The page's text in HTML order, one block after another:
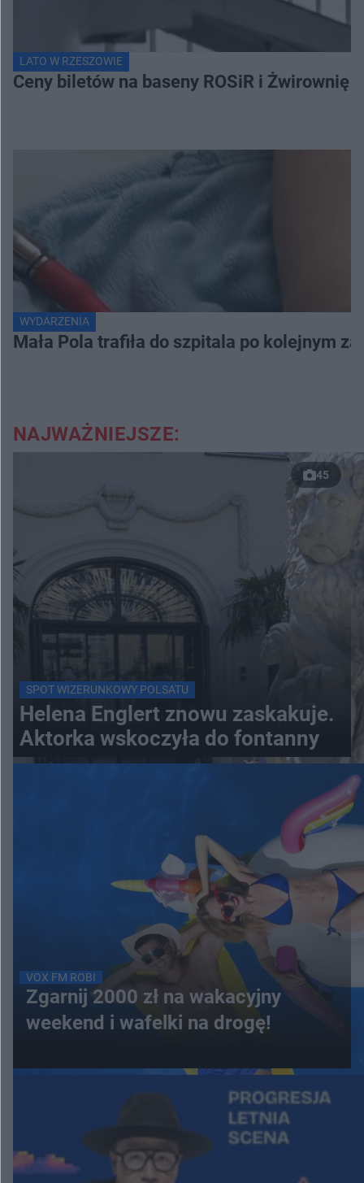
LATO W RZESZOWIE
Ceny biletów na baseny ROSiR i
WYDARZENIA
Mała Pola trafiła do szpitala po kolejnym
NAJWAŻNIEJSZE:
45
SPOT WIZERUNKOWY POLSATU
Helena Englert znowu zaskakuje.
Aktorka wskoczyła do fontanny
VOX FM ROBI
Zgarnij 2000 zł na wakacyjny
weekend i wafelki na drogę!